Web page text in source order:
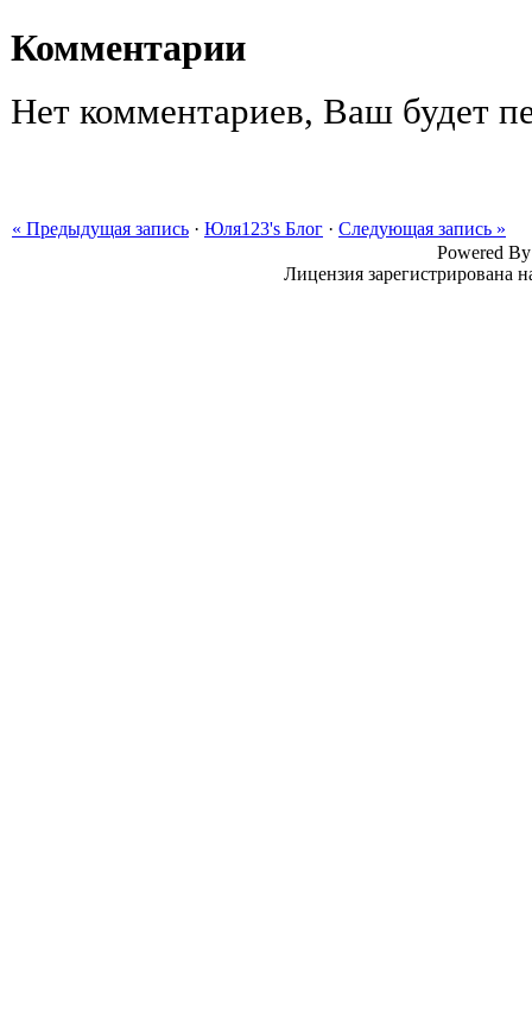
Комментарии
Нет комментариев, Ваш будет
« Предыдущая запись · Юля123's Блог · Следующая запись »
Powered
Лицензия зарегистрирована